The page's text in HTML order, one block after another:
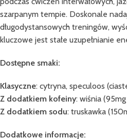
szarpanym tempie. Doskonale
długodystansowych treningów,
kluczowe jest stałe uzupełnianie
Dostępne smaki:
Klasyczne: cytryna, speculoos
Z dodatkiem kofeiny: wiśnia
Z dodatkiem sodu: truskawka
Dodatkowe informacje: